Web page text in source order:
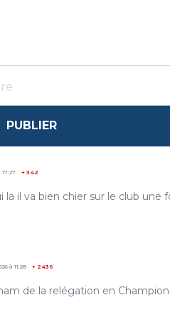
PUBLIER
+ 342
il va bien chier sur le club une
à 11:28 + 2436
de la relégation en